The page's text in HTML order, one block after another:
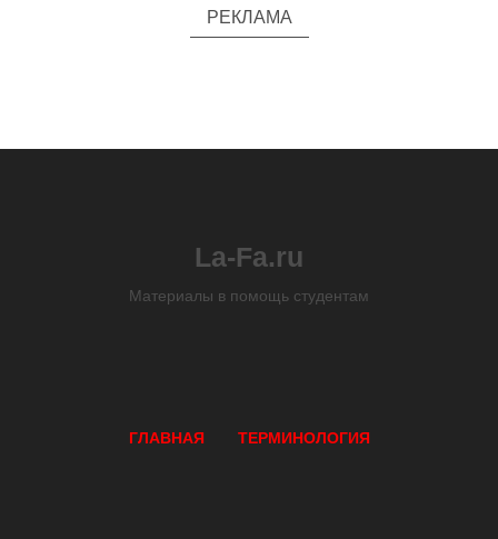
РЕКЛАМА
La-Fa.ru
Материалы в помощь студентам
ГЛАВНАЯ ТЕРМИНОЛОГИЯ